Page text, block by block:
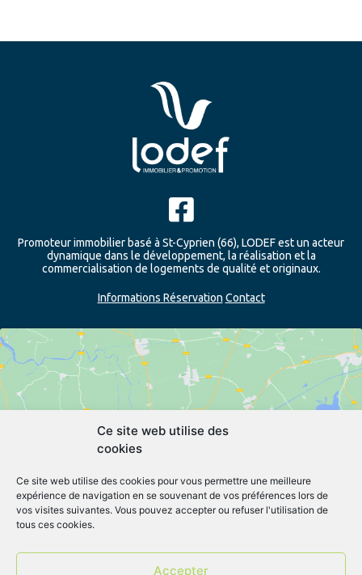
Ce site web utilise des
cookies
Ce site web utilise des cookies pour vous permettre une meilleure
expérience de navigation en se souvenant de vos préférences lors de
vos visites suivantes. Vous pouvez accepter ou refuser l'utilisation de
tous ces cookies.
Accepter
Promoteur immobilier basé à St-Cyprien (66), LODEF est un acteur
dynamique dans le développement, la réalisation et la
commercialisation de logements de qualité et originaux.
Informations Réservation Contact
Cliquez pour accepter les cookies